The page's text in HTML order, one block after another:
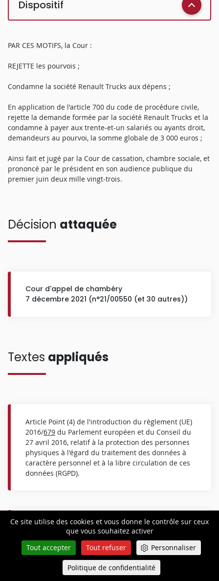
Ce site utilise des cookies et vous donne le contrôle sur ceux
que vous souhaitez activer
Tout accepter
Tout refuser Personnaliser
Politique de confidentialité
Dispositif
PAR CES MOTIFS, la Cour :
REJETTE les pourvois ;
Condamne la société Renault Trucks aux dépens ;
En application de l'article 700 du code de procédure civile,
rejette la demande formée par la société Renault Trucks et la
condamne à payer aux trente-et-un salariés ou ayants droit,
demandeurs au pourvoi, la somme globale de 3 000 euros ;
Ainsi fait et jugé par la Cour de cassation, chambre sociale, et
prononcé par le président en son audience publique du
premier juin deux mille vingt-trois.
Décision attaquée
Cour d'appel de chambéry
7 décembre 2021 (n°21/00550 (et 30 autres))
Textes appliqués
Article Point (4) de l'introduction du règlement (UE)
2016/679 du Parlement européen et du Conseil du
27 avril 2016, relatif à la protection des personnes
physiques à l'égard du traitement des données à
caractère personnel et à la libre circulation de ces
données (RGPD).
Articles 6 et 8 de la Convention de sauvegarde des
droits de l'homme et des libertés fondamentales.
Queue-Fair